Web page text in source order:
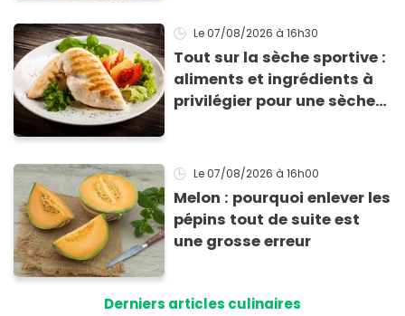
Le 07/08/2026 à 16h30
Tout sur la sèche sportive :
aliments et ingrédients à
privilégier pour une sèche
Le 07/08/2026 à 16h00
Melon : pourquoi enlever les
pépins tout de suite est
une grosse erreur
Derniers articles culinaires